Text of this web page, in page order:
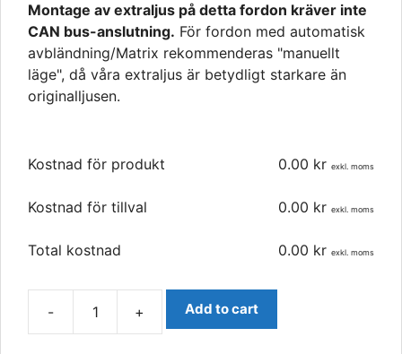
Montage av extraljus på detta fordon kräver inte
CAN bus-anslutning. För fordon med automatisk
avbländning/Matrix rekommenderas "manuellt
läge", då våra extraljus är betydligt starkare än
originalljusen.
Kostnad för produkt 0.00 kr exkl. moms
Kostnad för tillval 0.00 kr exkl. moms
Total kostnad 0.00 kr exkl. moms
- + Add to cart